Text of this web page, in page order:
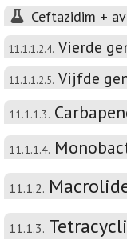
Ceftazidim +
11.1.1.2.4. Vierde
11.1.1.2.5. Vijfde
11.1.1.3.
11.1.1.4.
11.1.2.
11.1.3.